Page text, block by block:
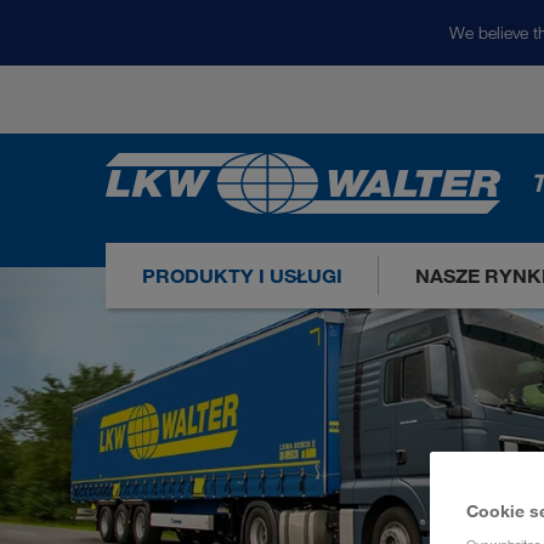
We believe
PRODUKTY I USŁUGI NASZE
Cookie